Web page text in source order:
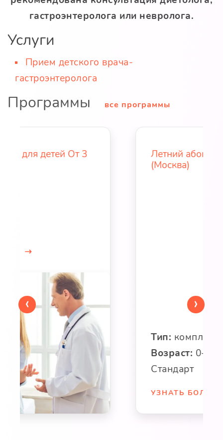
гастроэнтеролога или невролога.
Услуги
Прием детского врача-
гастроэнтеролога
Программы все программы
Летний абонемент на 3 месяца
УЗНАТЬ БОЛЬШЕ
‹ ›